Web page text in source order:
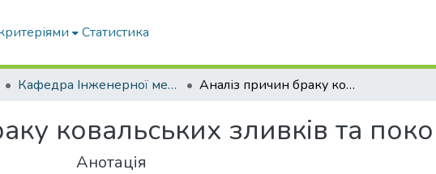
Статистика
Кафедра Інженерної механіки та комп'ютерного проектування Аналіз причин браку ковальських зливків та поковок
ковальських зливків та
Анотація